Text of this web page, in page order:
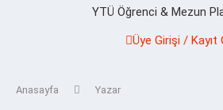
YTÜ Öğrenci & Mezun
Üye Girişi / Kayıt
Anasayfa Yazar